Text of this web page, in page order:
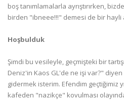
boş tanımlamalarla ayrıştırırken,
birden "ibneee!!!" demesi de bir hayli
Hoşbulduk
Şimdi bu vesileyle, geçmişteki bir
Deniz'in Kaos GL'de ne işi var?" diyen
gidermek isterim. Efendim geçtiğimiz
kafeden "nazikçe" kovulması